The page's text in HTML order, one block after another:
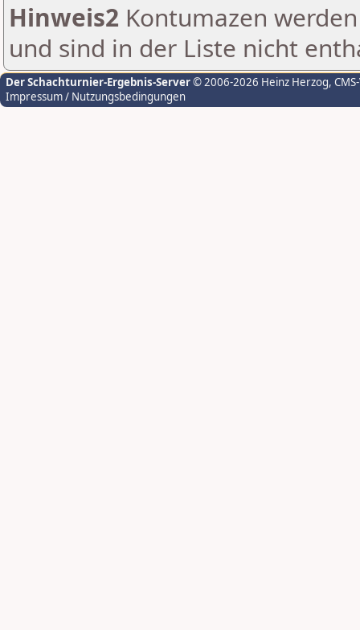
Hinweis2 Kontumazen
und sind in der Liste nicht
Der Schachturnier-Ergebnis-Server© 2006-2026 Heinz Herzog,
Impressum / Nutzungsbedingungen